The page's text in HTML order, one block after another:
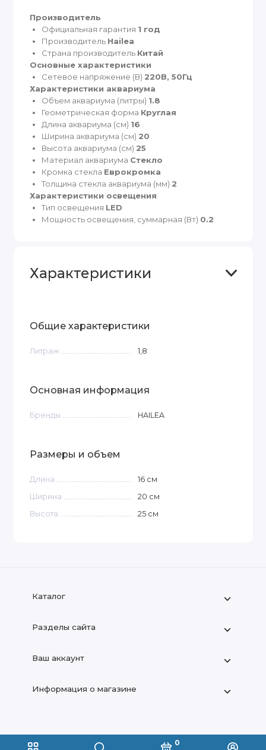
0
Производитель
Официальная гарантия 1 год
Производитель Hailea
Страна производитель Китай
Основные характеристики
Сетевое напряжение (В) 220В, 50Гц
Характеристики аквариума
Объем аквариума (литры) 1.8
Геометрическая форма Круглая
Длина аквариума (см) 16
Ширина аквариума (см) 20
Высота аквариума (см) 25
Материал аквариума Стекло
Кромка стекла Еврокромка
Толщина стекла аквариума (мм) 2
Характеристики освещения
Тип освещения LED
Мощность освещения, суммарная (Вт) 0.2
Характеристики
Общие характеристики
Литраж 1,8
Основная информация
Бренды HAILEA
Размеры и объем
Длина 16 см
Ширина
20 см
Высота
25 см
Каталог
Разделы сайта
Ваш аккаунт
Информация о магазине